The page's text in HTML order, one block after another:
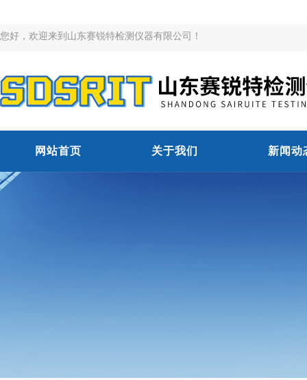
您好，欢迎来到山东赛锐特检测仪器有限公司！
网站首页 关于我们 新闻动